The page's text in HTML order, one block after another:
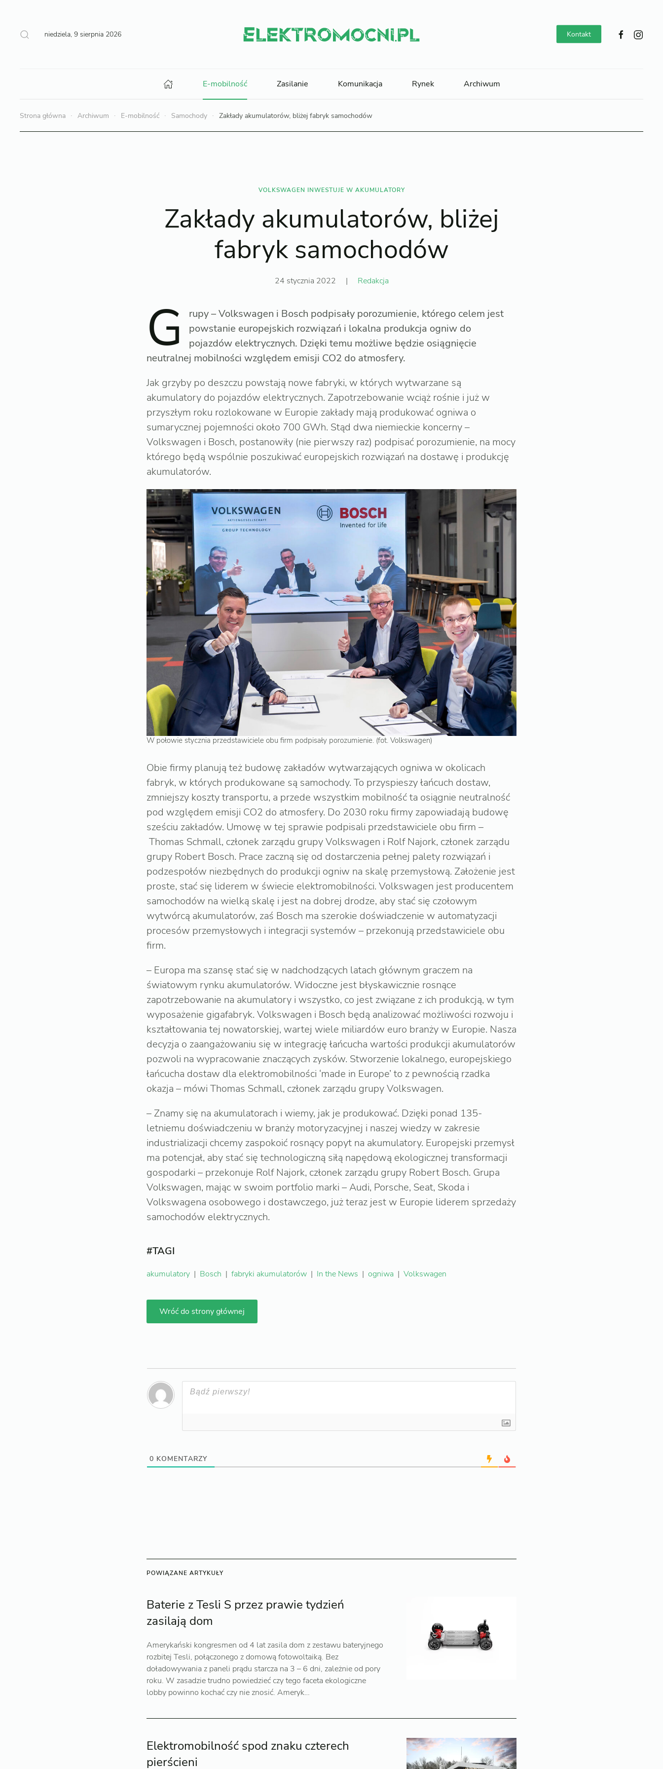
niedziela, 9 sierpnia 2026 Kontakt
E-mobilność Zasilanie Komunikacja Rynek Archiwum
Strona główna Archiwum E-mobilność Samochody Zakłady akumulatorów, bliżej fabryk samochodów
VOLKSWAGEN INWESTUJE W AKUMULATORY
Zakłady akumulatorów, bliżej
fabryk samochodów
24 stycznia 2022 | Redakcja
G
rupy – Volkswagen i Bosch podpisały porozumienie, którego celem jest
powstanie europejskich rozwiązań i lokalna produkcja ogniw do
pojazdów elektrycznych. Dzięki temu możliwe będzie osiągnięcie
neutralnej mobilności względem emisji CO2 do atmosfery.
Jak grzyby po deszczu powstają nowe fabryki, w których wytwarzane są
akumulatory do pojazdów elektrycznych. Zapotrzebowanie wciąż rośnie i już w
przyszłym roku rozlokowane w Europie zakłady mają produkować ogniwa o
sumarycznej pojemności około 700 GWh. Stąd dwa niemieckie koncerny –
Volkswagen i Bosch, postanowiły (nie pierwszy raz) podpisać porozumienie, na mocy
którego będą wspólnie poszukiwać europejskich rozwiązań na dostawę i produkcję
akumulatorów.
W połowie stycznia przedstawiciele obu firm podpisały porozumienie. (fot. Volkswagen)
Obie firmy planują też budowę zakładów wytwarzających ogniwa w okolicach
fabryk, w których produkowane są samochody. To przyspieszy łańcuch dostaw,
zmniejszy koszty transportu, a przede wszystkim mobilność ta osiągnie neutralność
pod względem emisji CO2 do atmosfery. Do 2030 roku firmy zapowiadają budowę
sześciu zakładów. Umowę w tej sprawie podpisali przedstawiciele obu firm –
Thomas Schmall, członek zarządu grupy Volkswagen i Rolf Najork, członek zarządu
grupy Robert Bosch. Prace zaczną się od dostarczenia pełnej palety rozwiązań i
podzespołów niezbędnych do produkcji ogniw na skalę przemysłową. Założenie jest
proste, stać się liderem w świecie elektromobilności. Volkswagen jest producentem
samochodów na wielką skalę i jest na dobrej drodze, aby stać się czołowym
wytwórcą akumulatorów, zaś Bosch ma szerokie doświadczenie w automatyzacji
procesów przemysłowych i integracji systemów – przekonują przedstawiciele obu
firm.
– Europa ma szansę stać się w nadchodzących latach głównym graczem na
światowym rynku akumulatorów. Widoczne jest błyskawicznie rosnące
zapotrzebowanie na akumulatory i wszystko, co jest związane z ich produkcją, w tym
wyposażenie gigafabryk. Volkswagen i Bosch będą analizować możliwości rozwoju i
kształtowania tej nowatorskiej, wartej wiele miliardów euro branży w Europie. Nasza
decyzja o zaangażowaniu się w integrację łańcucha wartości produkcji akumulatorów
pozwoli na wypracowanie znaczących zysków. Stworzenie lokalnego, europejskiego
łańcucha dostaw dla elektromobilności ‘made in Europe’ to z pewnością rzadka
okazja – mówi Thomas Schmall, członek zarządu grupy Volkswagen.
– Znamy się na akumulatorach i wiemy, jak je produkować. Dzięki ponad 135-
letniemu doświadczeniu w branży motoryzacyjnej i naszej wiedzy w zakresie
industrializacji chcemy zaspokoić rosnący popyt na akumulatory. Europejski przemysł
ma potencjał, aby stać się technologiczną siłą napędową ekologicznej transformacji
gospodarki – przekonuje Rolf Najork, członek zarządu grupy Robert Bosch. Grupa
Volkswagen, mając w swoim portfolio marki – Audi, Porsche, Seat, Skoda i
Volkswagena osobowego i dostawczego, już teraz jest w Europie liderem sprzedaży
samochodów elektrycznych.
#TAGI
akumulatory | Bosch | fabryki akumulatorów | In the News | ogniwa | Volkswagen
Wróć do strony głównej
0 KOMENTARZY
POWIĄZANE ARTYKUŁY
Baterie z Tesli S przez prawie tydzień
zasilają dom
Amerykański kongresmen od 4 lat zasila dom z zestawu bateryjnego
rozbitej Tesli, połączonego z domową fotowoltaiką. Bez
doładowywania z paneli prądu starcza na 3 – 6 dni, zależnie od pory
roku. W zasadzie trudno powiedzieć czy tego faceta ekologiczne
lobby powinno kochać czy nie znosić. Ameryk…
Elektromobilność spod znaku czterech
pierścieni